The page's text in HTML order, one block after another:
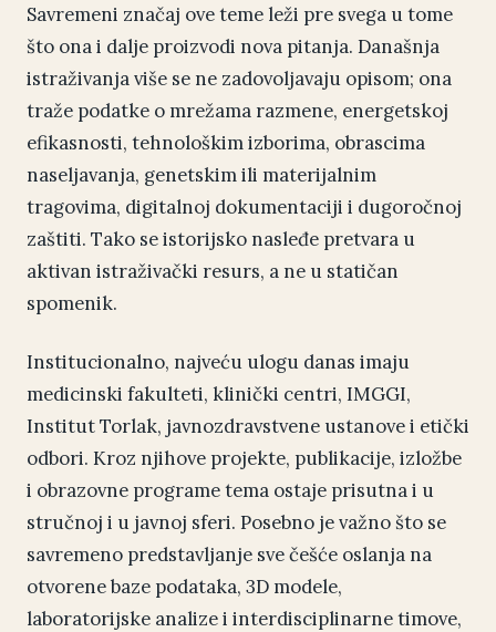
Savremeni značaj ove teme leži pre svega u tome
što ona i dalje proizvodi nova pitanja. Današnja
istraživanja više se ne zadovoljavaju opisom; ona
traže podatke o mrežama razmene, energetskoj
efikasnosti, tehnološkim izborima, obrascima
naseljavanja, genetskim ili materijalnim
tragovima, digitalnoj dokumentaciji i dugoročnoj
zaštiti. Tako se istorijsko nasleđe pretvara u
aktivan istraživački resurs, a ne u statičan
spomenik.
Institucionalno, najveću ulogu danas imaju
medicinski fakulteti, klinički centri, IMGGI,
Institut Torlak, javnozdravstvene ustanove i etički
odbori. Kroz njihove projekte, publikacije, izložbe
i obrazovne programe tema ostaje prisutna i u
stručnoj i u javnoj sferi. Posebno je važno što se
savremeno predstavljanje sve češće oslanja na
otvorene baze podataka, 3D modele,
laboratorijske analize i interdisciplinarne timove,